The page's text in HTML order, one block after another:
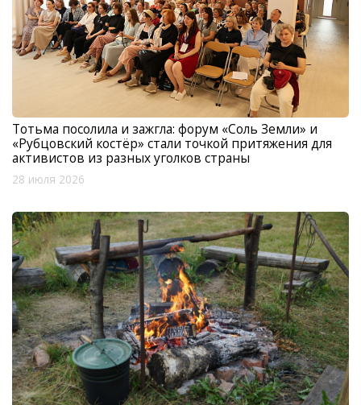
Тотьма посолила и зажгла: форум «Соль Земли» и
«Рубцовский костёр» стали точкой притяжения для
активистов из разных уголков страны
28 июля 2026